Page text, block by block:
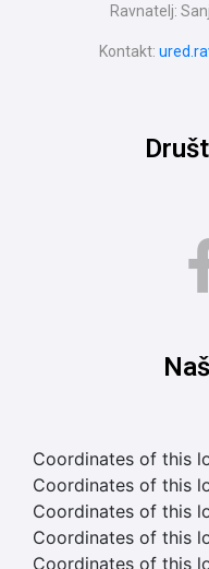
Ravnatelj:
Kontakt:
Coordinates of this
Coordinates of this
Coordinates of this
Coordinates of this
Coordinates of this